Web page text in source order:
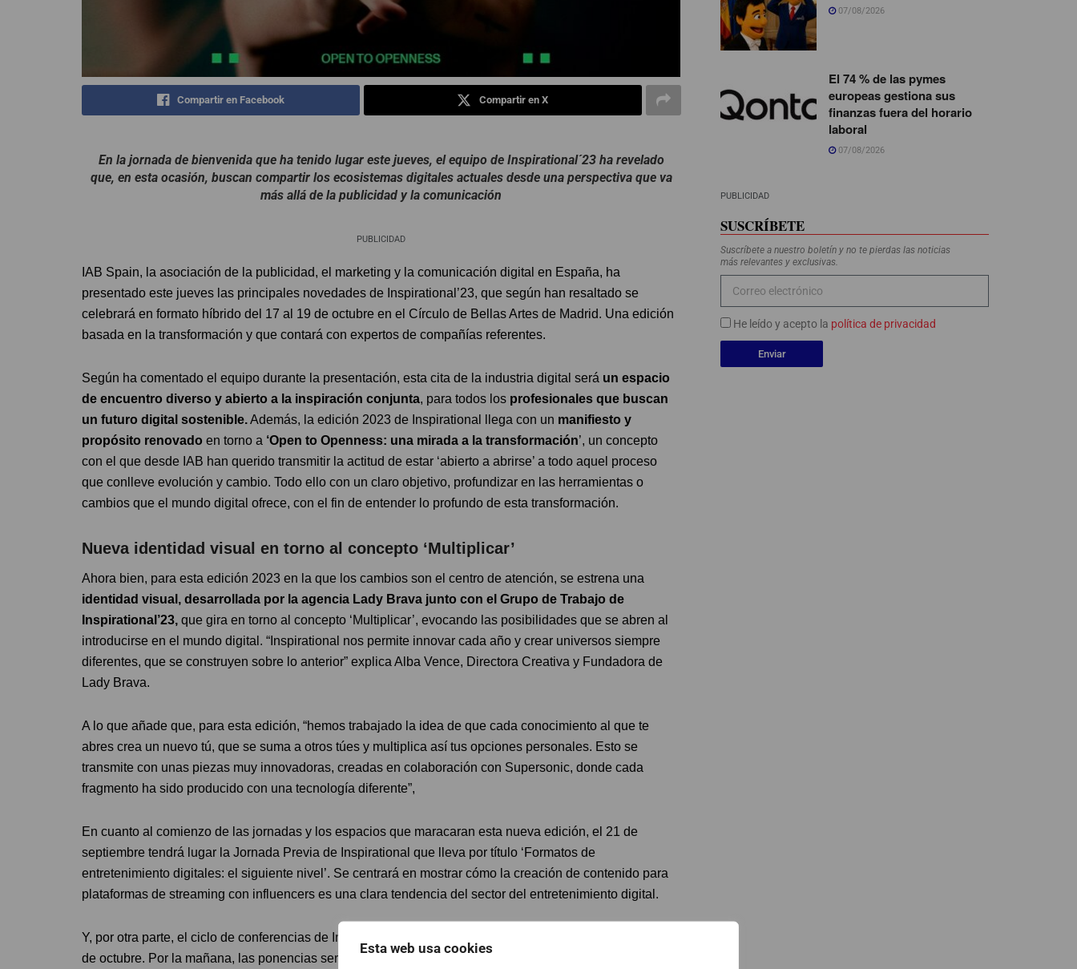
Esta web usa cookies
Compartir en Facebook Compartir en X
En la jornada de bienvenida que ha tenido lugar este jueves, el equipo de Inspirational´23 ha revelado
que, en esta ocasión, buscan compartir los ecosistemas digitales actuales desde una perspectiva que va
más allá de la publicidad y la comunicación
PUBLICIDAD
IAB Spain, la asociación de la publicidad, el marketing y la comunicación digital en España, ha
presentado este jueves las principales novedades de Inspirational’23, que según han resaltado se
celebrará en formato híbrido del 17 al 19 de octubre en el Círculo de Bellas Artes de Madrid. Una edición
basada en la transformación y que contará con expertos de compañías referentes.
Según ha comentado el equipo durante la presentación, esta cita de la industria digital será un espacio
de encuentro diverso y abierto a la inspiración conjunta, para todos los profesionales que buscan
un futuro digital sostenible.Además, la edición 2023 de Inspirational llega con un manifiesto y
propósito renovado en torno a ‘Open to Openness: una mirada a la transformación’, un concepto
con el que desde IAB han querido transmitir la actitud de estar ‘abierto a abrirse’ a todo aquel proceso
que conlleve evolución y cambio. Todo ello con un claro objetivo, profundizar en las herramientas o
cambios que el mundo digital ofrece, con el fin de entender lo profundo de esta transformación.
Nueva identidad visual en torno al concepto ‘Multiplicar’
Ahora bien, para esta edición 2023 en la que los cambios son el centro de atención, se estrena una
identidad visual, desarrollada por la agencia Lady Brava junto con el Grupo de Trabajo de
Inspirational’23, que gira en torno al concepto ‘Multiplicar’, evocando las posibilidades que se abren al
introducirse en el mundo digital. “Inspirational nos permite innovar cada año y crear universos siempre
diferentes, que se construyen sobre lo anterior” explica Alba Vence, Directora Creativa y Fundadora de
Lady Brava.
A lo que añade que, para esta edición, “hemos trabajado la idea de que cada conocimiento al que te
abres crea un nuevo tú, que se suma a otros túes y multiplica así tus opciones personales. Esto se
transmite con unas piezas muy innovadoras, creadas en colaboración con Supersonic, donde cada
fragmento ha sido producido con una tecnología diferente”,
En cuanto al comienzo de las jornadas y los espacios que maracaran esta nueva edición, el 21 de
septiembre tendrá lugar la Jornada Previa de Inspirational que lleva por título ‘Formatos de
entretenimiento digitales: el siguiente nivel’. Se centrará en mostrar cómo la creación de contenido para
plataformas de streaming con influencers es una clara tendencia del sector del entretenimiento digital.
Y, por otra parte, el ciclo de conferencias de Inspirational´23 se celebrará de manera híbrida del 17 al 19
de octubre. Por la mañana, las ponencias serán presenciales y se retransmitirán vía streaming, y por la
07/08/2026
El 74 % de las pymes
europeas gestiona sus
finanzas fuera del horario
laboral
07/08/2026
PUBLICIDAD
SUSCRÍBETE
Suscríbete a nuestro boletín y no te pierdas las noticias
más relevantes y exclusivas.
He leído y acepto la política de privacidad
Enviar